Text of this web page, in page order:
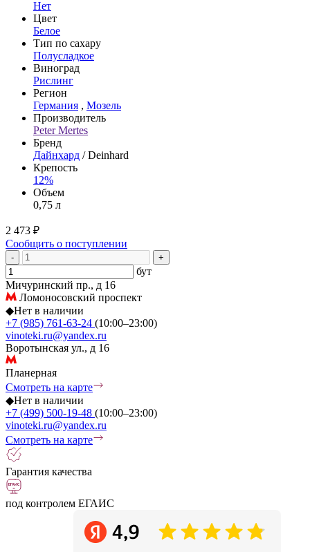
Нет
Цвет
Белое
Тип по сахару
Полусладкое
Виноград
Рислинг
Регион
Германия , Мозель
Производитель
Peter Mertes
Бренд
Дайнхард / Deinhard
Крепость
12%
Объем
0,75 л
2 473 ₽
Сообщить о поступлении
- +
бут
Мичуринский пр., д 16
Ломоносовский проспект
◆Нет в наличии
+7 (985) 761-63-24 (10:00–23:00)
vinoteki.ru@yandex.ru
Воротынская ул., д 16
Планерная
Смотреть на карте
◆Нет в наличии
+7 (499) 500-19-48 (10:00–23:00)
vinoteki.ru@yandex.ru
Смотреть на карте
Гарантия качества
под контролем ЕГАИС